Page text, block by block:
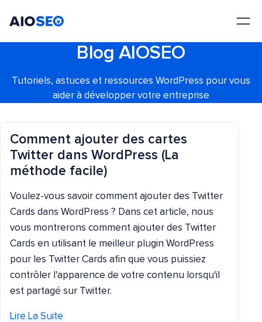
Blog AIOSEO
Tutoriels, astuces et ressources WordPress pour vous
aider à développer votre entreprise
Comment ajouter des cartes
Twitter dans WordPress (La
méthode facile)
Voulez-vous savoir comment ajouter des Twitter
Cards dans WordPress ? Dans cet article, nous
vous montrerons comment ajouter des Twitter
Cards en utilisant le meilleur plugin WordPress
pour les Twitter Cards afin que vous puissiez
contrôler l'apparence de votre contenu lorsqu'il
est partagé sur Twitter.
Lire La Suite